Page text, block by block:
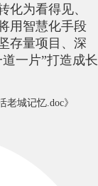
化为看得见、
用智慧化手段
存量项目、深
一片”打造成长
城记忆.doc》